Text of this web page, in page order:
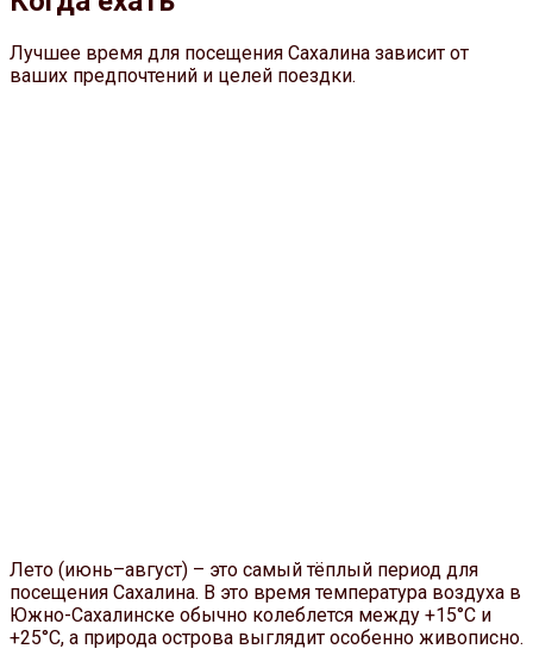
Лучшее время для посещения Сахалина зависит от
ваших предпочтений и целей поездки.
Лето (июнь–август) – это самый тёплый период для
посещения Сахалина. В это время температура воздуха в
Южно-Сахалинске обычно колеблется между +15°C и
+25°C, а природа острова выглядит особенно живописно.